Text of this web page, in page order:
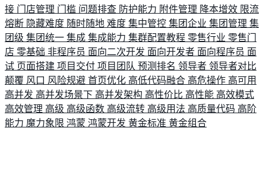
接 门店管理 门槛 问题排查 防护能力 附件管理 降本增效 限流
熔断 隐藏难度 随时随地 难度 集中管控 集团企业 集团管理 集
团级 集团统一 集成 集成能力 集群配置教程 零售行业 零售门
店 零基础 非程序员 面向二次开发 面向开发者 面向程序员 面
试 页面搭建 项目交付 项目团队 预测排名 领导者 领导者对比
颠覆 风口 风险规避 首页优化 高低代码融合 高危操作 高可用
高并发 高并发场景下 高并发架构 高性价比 高性能 高效模式
高效管理 高级 高级函数 高级流转 高级用法 高质量代码 高阶
能力 魔力象限 鸿蒙 鸿蒙开发 黄金标准 黄金组合